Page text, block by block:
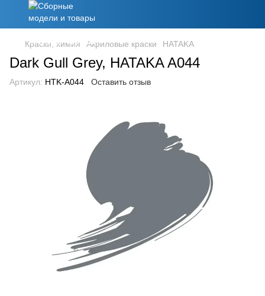
Краски, химия Акриловые краски HATAKA
Dark Gull Grey, HATAKA A044
Артикул: HTK-A044 Оставить отзыв